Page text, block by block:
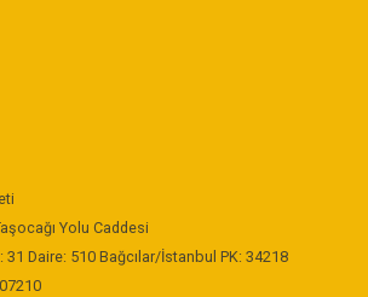
Yolu Caddesi
Daire: 510 Bağcılar/İstanbul PK: 34218